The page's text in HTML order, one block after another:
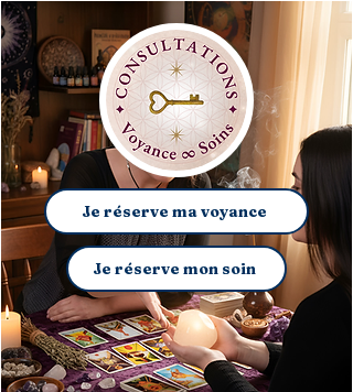
Je réserve ma voyance
Je réserve mon soin